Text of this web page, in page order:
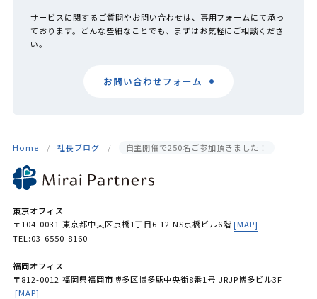
サービスに関するご質問やお問い合わせは、専用フォームにて承っ
ております。どんな些細なことでも、まずはお気軽にご相談くださ
い。
お問い合わせフォーム
Home 社長ブログ 自主開催で250名ご参加頂きました！
東京オフィス
〒104-0031 東京都中央区京橋1丁目6-12 NS京橋ビル6階 [MAP]
TEL:03-6550-8160
福岡オフィス
〒812-0012 福岡県福岡市博多区博多駅中央街8番1号 JRJP博多ビル3F
[MAP]